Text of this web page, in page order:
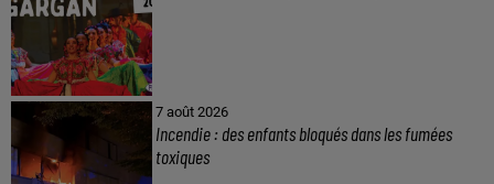
7 août 2026
Incendie : des enfants bloqués dans les fumées
toxiques